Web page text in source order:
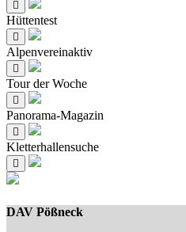
Hüttentest
Alpenvereinaktiv
Tour der Woche
Panorama-Magazin
Kletterhallensuche
DAV Pößneck